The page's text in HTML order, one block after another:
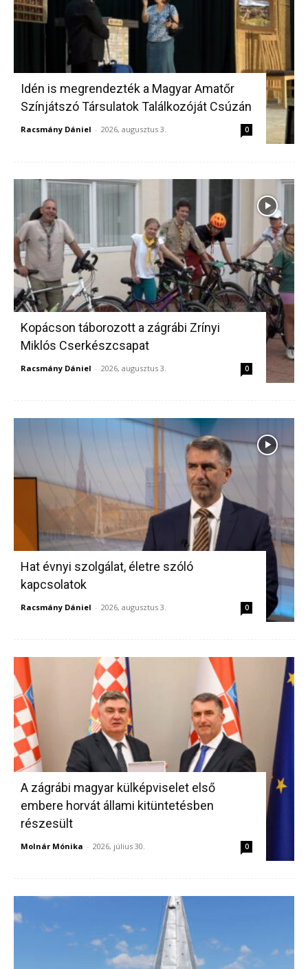
Idén is megrendezték a Magyar Amatőr
Színjátszó Társulatok Találkozóját Csúzán
Racsmány Dániel - 2026, augusztus 3. 0
Kopácson táborozott a zágrábi Zrínyi
Miklós Cserkészcsapat
Racsmány Dániel - 2026, augusztus 3. 0
Hat évnyi szolgálat, életre szóló
kapcsolatok
Racsmány Dániel - 2026, augusztus 3. 0
A zágrábi magyar külképviselet első
embere horvát állami kitüntetésben
részesült
Molnár Mónika - 2026, július 30. 0